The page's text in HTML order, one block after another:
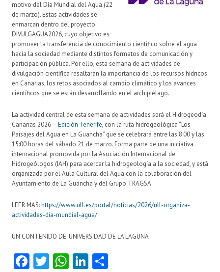
motivo del Día Mundial del Agua (22
de marzo). Estas actividades se
enmarcan dentro del proyecto
DIVULGAGUA2026, cuyo objetivo es
promover la transferencia de conocimiento científico sobre el agua
hacia la sociedad mediante distintos formatos de comunicación y
participación pública. Por ello, esta semana de actividades de
divulgación científica resaltarán la importancia de los recursos hídricos
en Canarias, los retos asociados al cambio climático y los avances
científicos que se están desarrollando en el archipiélago.
La actividad central de esta semana de actividades será el Hidrogeodía
Canarias 2026 – Edición Tenerife, con la ruta hidrogeológica “Los
Paisajes del Agua en La Guancha” que se celebrará entre las 8:00 y las
15:00 horas del sábado 21 de marzo. Forma parte de una iniciativa
internacional promovida por la Asociación Internacional de
Hidrogeólogos (IAH) para acercar la hidrogeología a la sociedad, y está
organizada por el Aula Cultural del Agua con la colaboración del
Ayuntamiento de La Guancha y del Grupo TRAGSA.
LEER MAS:https://www.ull.es/portal/noticias/2026/ull-organiza-
actividades-dia-mundial-agua/
UN CONTENIDO DE: UNIVERSIDAD DE LA LAGUNA
Fa T W Li